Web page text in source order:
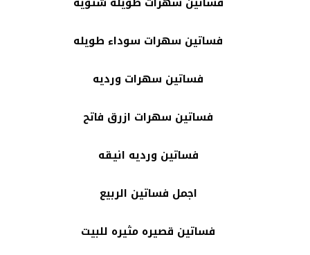
فساتين سهرات سوداء طويله
فساتين سهرات ورديه
فساتين سهرات ازرق فاتح
فساتين ورديه انيقه
اجمل فساتين الربيع
فساتين قصيره مثيره للبيت